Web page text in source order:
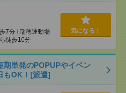
7分 / 瑞穂運動場
徒歩10分
気になる！
期単発のPOPUPやイベン
もOK！[派遣]